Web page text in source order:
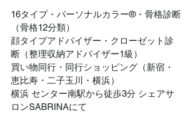
16タイプ・パーソナルカラー®・骨格診断
（骨格12分類）
顔タイプアドバイザー・​クローゼット診
断（整理収納アドバイザー1級）
買い物同行・同行ショッピング（新宿・
恵比寿・二子玉川・横浜）
横浜 センター南駅から徒歩3分 シェアサ
ロンSABRINAにて